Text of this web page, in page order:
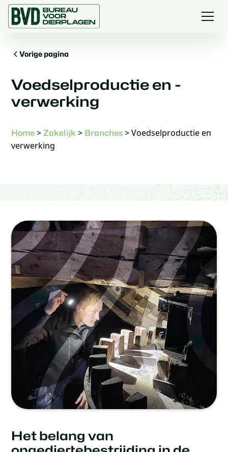
Vorige pagina
Voedselproductie en -
verwerking
Home >Zakelijk > Branches >Voedselproductie en
verwerking
Het belang van